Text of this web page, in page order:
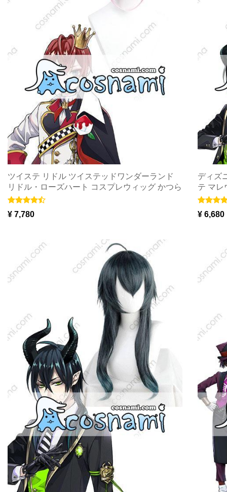
ツイステ リドル ツイステッドワンダーランド
リドル・ローズハート コスプレウィッグ かつら
cosplay 王冠付き
¥ 7,780
ディズ
テ マレ
¥ 6,680